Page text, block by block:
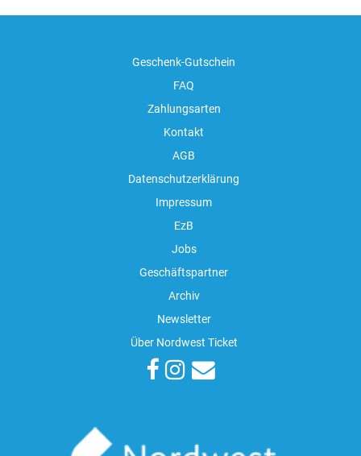
Geschenk-Gutschein
FAQ
Zahlungsarten
Kontakt
AGB
Datenschutzerklärung
Impressum
EzB
Jobs
Geschäftspartner
Archiv
Newsletter
Über Nordwest Ticket